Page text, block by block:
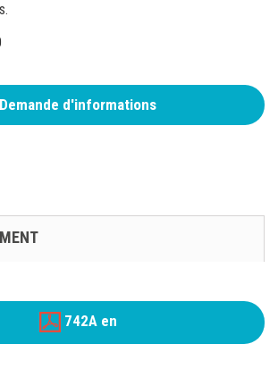
Demande d'informations
742A en